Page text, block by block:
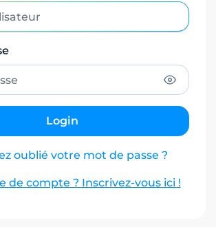
Login
oublié votre mot de passe ?
de compte ? Inscrivez-vous ici !